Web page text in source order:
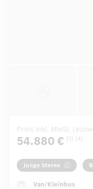
Preis inkl. MwSt.
54.880 € [3] [4]
Junge Sterne
Van/Kleinbus